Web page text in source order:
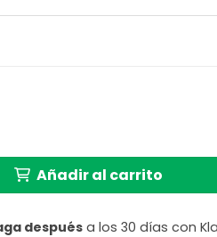
bambú natural GOOD &
Añadir al carrito
después a los 30 días con